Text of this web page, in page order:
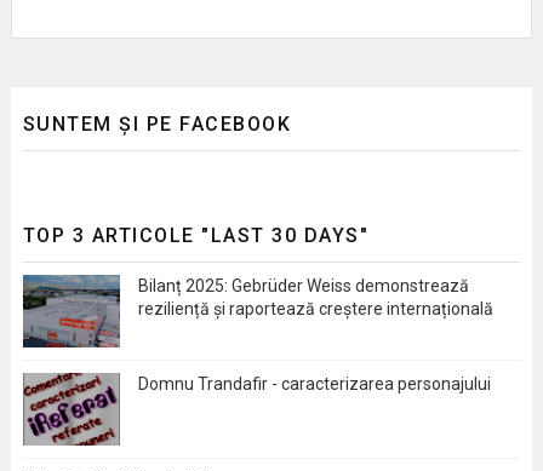
SUNTEM ȘI PE FACEBOOK
TOP 3 ARTICOLE "LAST 30 DAYS"
Bilanț 2025: Gebrüder Weiss demonstrează
reziliență și raportează creștere internațională
Domnu Trandafir - caracterizarea personajului